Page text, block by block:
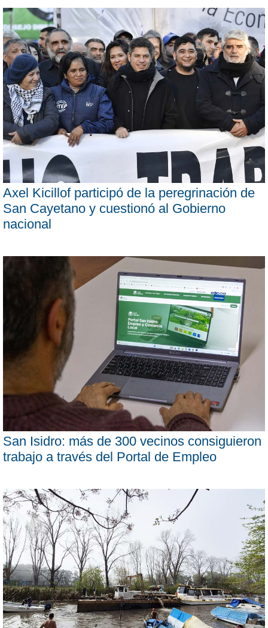
Axel Kicillof participó de la peregrinación de
San Cayetano y cuestionó al Gobierno
nacional
San Isidro: más de 300 vecinos consiguieron
trabajo a través del Portal de Empleo